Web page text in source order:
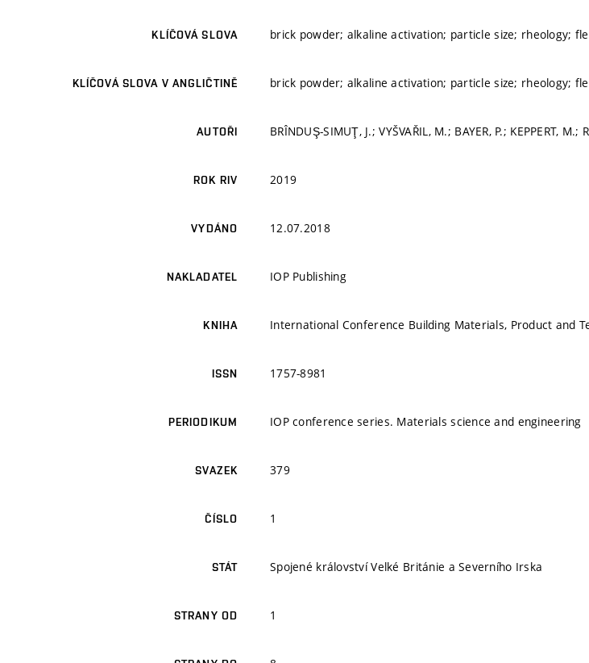
KLÍČOVÁ SLOVA brick powder; alkaline activation; particle size; rheology;
KLÍČOVÁ SLOVA V ANGLIČTINĚ brick powder; alkaline activation; particle size; rheology;
AUTOŘI BRÎNDUŞ-SIMUŢ, J.; VYŠVAŘIL, M.; BAYER, P.; KEPPERT, M.;
ROK RIV 2019
VYDÁNO 12.07.2018
NAKLADATEL IOP Publishing
KNIHA International Conference Building Materials, Product and
ISSN 1757-8981
PERIODIKUM IOP conference series. Materials science and engineering
SVAZEK 379
ČÍSLO 1
STÁT Spojené království Velké Británie a Severního Irska
STRANY OD 1